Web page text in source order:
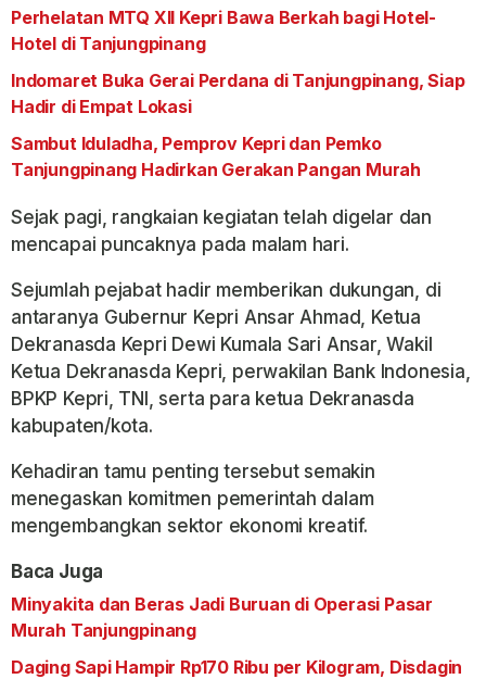
Perhelatan MTQ XII Kepri Bawa Berkah bagi Hotel-
Hotel di Tanjungpinang
Indomaret Buka Gerai Perdana di Tanjungpinang, Siap
Hadir di Empat Lokasi
Sambut Iduladha, Pemprov Kepri dan Pemko
Tanjungpinang Hadirkan Gerakan Pangan Murah
Sejak pagi, rangkaian kegiatan telah digelar dan
mencapai puncaknya pada malam hari.
Sejumlah pejabat hadir memberikan dukungan, di
antaranya Gubernur Kepri Ansar Ahmad, Ketua
Dekranasda Kepri Dewi Kumala Sari Ansar, Wakil
Ketua Dekranasda Kepri, perwakilan Bank Indonesia,
BPKP Kepri, TNI, serta para ketua Dekranasda
kabupaten/kota.
Kehadiran tamu penting tersebut semakin
menegaskan komitmen pemerintah dalam
mengembangkan sektor ekonomi kreatif.
Baca Juga
Minyakita dan Beras Jadi Buruan di Operasi Pasar
Murah Tanjungpinang
Daging Sapi Hampir Rp170 Ribu per Kilogram, Disdagin